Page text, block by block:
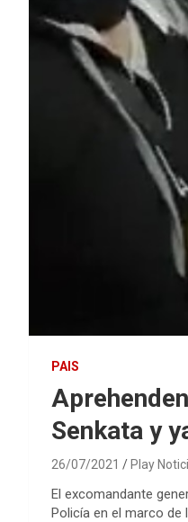
PAIS
Senkata y
26/07/2021 Play
El excomandante
Policía en el marco de